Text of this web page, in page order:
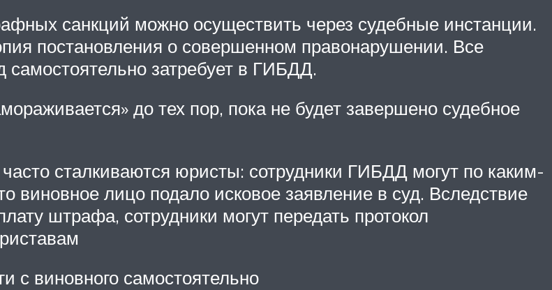
санкций можно осуществить через судебные инстанции.
постановления о совершенном правонарушении. Все
затребует в ГИБДД.
до тех пор, пока не будет завершено судебное
сталкиваются юристы: сотрудники ГИБДД могут по каким-
лицо подало исковое заявление в суд. Вследствие
штрафа, сотрудники могут передать протокол
с виновного самостоятельно